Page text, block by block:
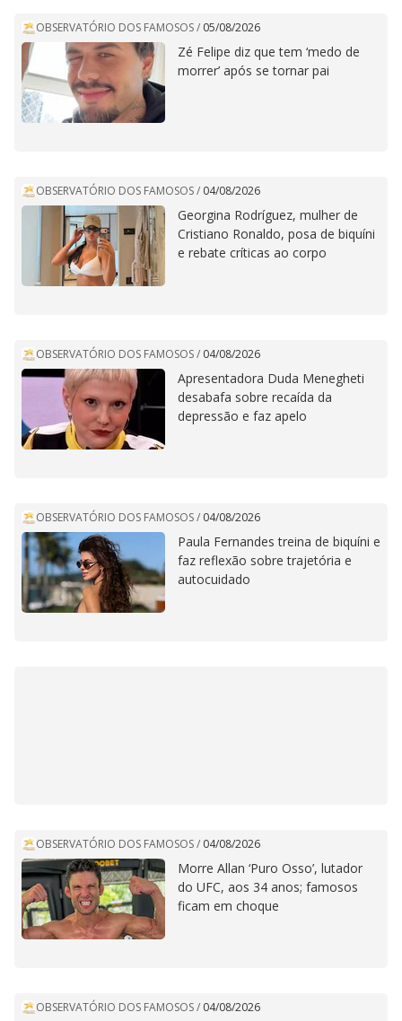
OBSERVATÓRIO DOS FAMOSOS/ 05/08/2026
Zé Felipe diz que tem ‘medo de
morrer’ após se tornar pai
OBSERVATÓRIO DOS FAMOSOS/ 04/08/2026
Georgina Rodríguez, mulher de
Cristiano Ronaldo, posa de biquíni
e rebate críticas ao corpo
OBSERVATÓRIO DOS FAMOSOS/ 04/08/2026
Apresentadora Duda Menegheti
desabafa sobre recaída da
depressão e faz apelo
OBSERVATÓRIO DOS FAMOSOS/ 04/08/2026
Paula Fernandes treina de biquíni e
faz reflexão sobre trajetória e
autocuidado
OBSERVATÓRIO DOS FAMOSOS/ 04/08/2026
Morre Allan ‘Puro Osso’, lutador
do UFC, aos 34 anos; famosos
ficam em choque
OBSERVATÓRIO DOS FAMOSOS/ 04/08/2026